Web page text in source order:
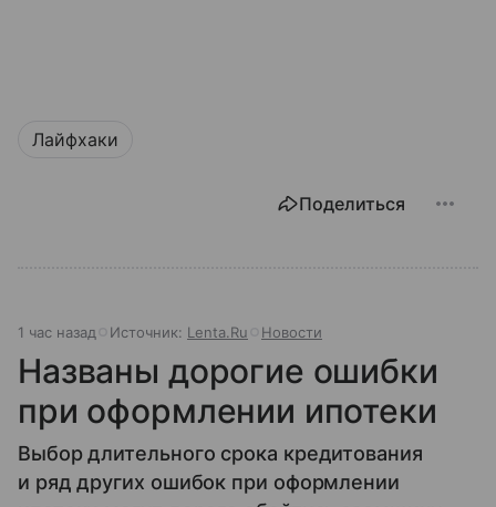
Лайфхаки
Поделиться
1 час назад Источник: Lenta.Ru Новости
Названы дорогие ошибки
при оформлении ипотеки
Выбор длительного срока кредитования
и ряд других ошибок при оформлении